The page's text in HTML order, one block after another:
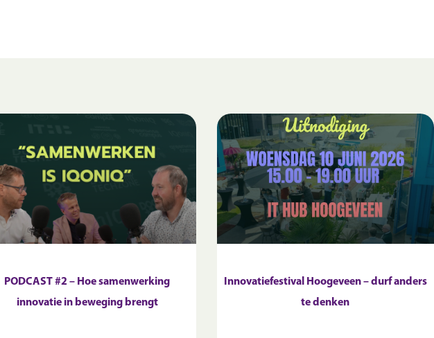
PODCAST #2 – Hoe samenwerking
innovatie in beweging brengt
Innovatiefestival Hoogeveen – durf anders
te denken